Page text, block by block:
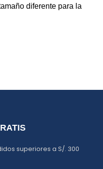
diferente para la
superiores a S/. 300